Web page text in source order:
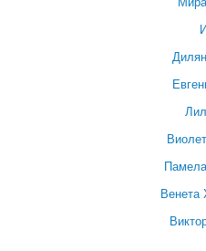
Венета